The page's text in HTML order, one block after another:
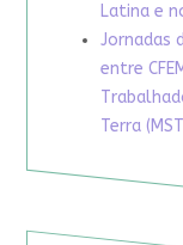
Latina e
Jornadas
entre
Terra